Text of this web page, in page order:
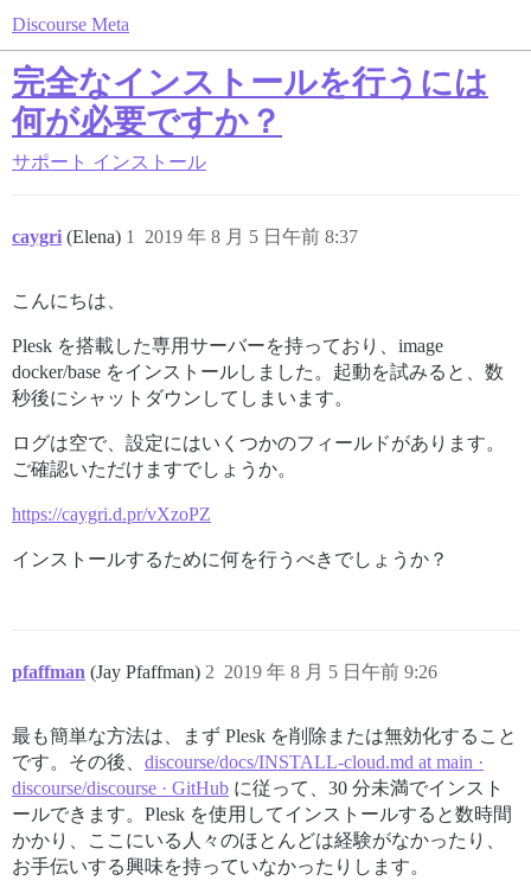
Discourse Meta
完全なインストールを行うには
何が必要ですか？
サポート インストール
caygri (Elena) 2019 年 8 月 5 日午前 8:37
1
こんにちは、
Plesk を搭載した専用サーバーを持っており、image
docker/base をインストールしました。起動を試みると、数
秒後にシャットダウンしてしまいます。
ログは空で、設定にはいくつかのフィールドがあります。
ご確認いただけますでしょうか。
https://caygri.d.pr/vXzoPZ
インストールするために何を行うべきでしょうか？
pfaffman (Jay Pfaffman) 2019 年 8 月 5 日午前 9:26
2
最も簡単な方法は、まず Plesk を削除または無効化すること
です。その後、 discourse/docs/INSTALL-cloud.md at main ·
discourse/discourse · GitHub に従って、30 分未満でインスト
ールできます。Plesk を使用してインストールすると数時間
かかり、ここにいる人々のほとんどは経験がなかったり、
お手伝いする興味を持っていなかったりします。